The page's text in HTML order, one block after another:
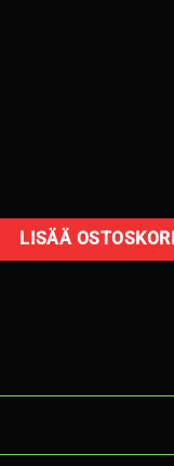
93Y XL C,A 70dB/
LISÄÄ